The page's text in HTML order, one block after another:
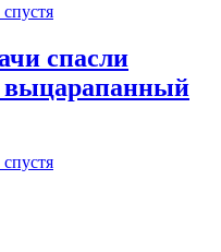
спасли
выцарапанный